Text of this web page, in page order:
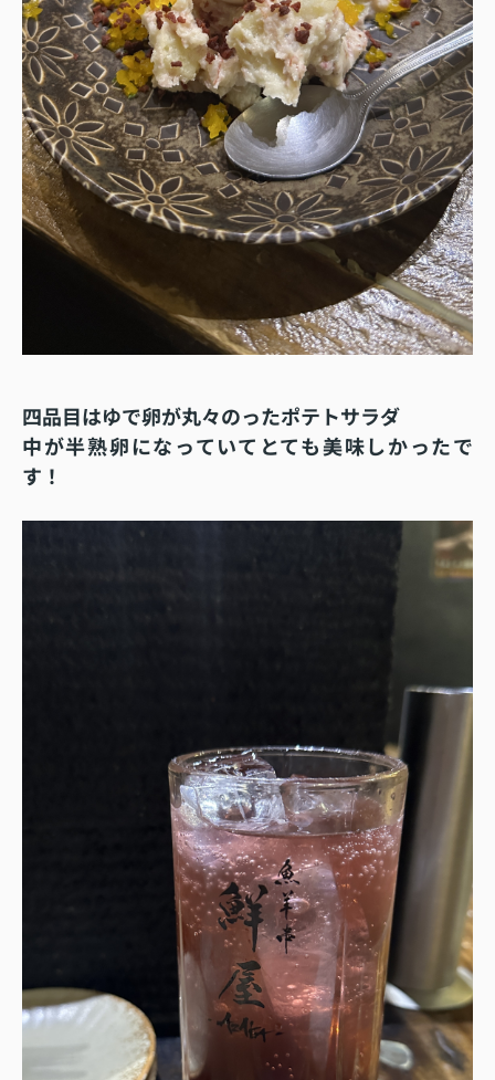
四品目はゆで卵が丸々のったポテトサラダ
中が半熟卵になっていてとても美味しかったで
す！